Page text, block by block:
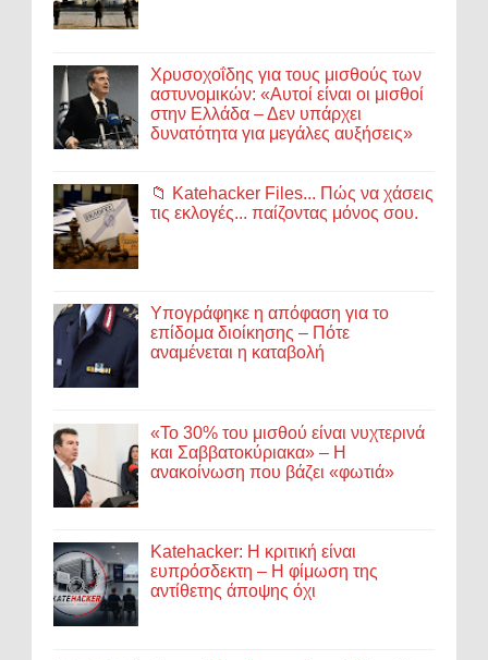
Χρυσοχοΐδης για τους μισθούς των
αστυνομικών: «Αυτοί είναι οι μισθοί
στην Ελλάδα – Δεν υπάρχει
δυνατότητα για μεγάλες αυξήσεις»
📁 Katehacker Files... Πώς να χάσεις
τις εκλογές... παίζοντας μόνος σου.
Υπογράφηκε η απόφαση για το
επίδομα διοίκησης – Πότε
αναμένεται η καταβολή
«Το 30% του μισθού είναι νυχτερινά
και Σαββατοκύριακα» – Η
ανακοίνωση που βάζει «φωτιά»
Katehacker: Η κριτική είναι
ευπρόσδεκτη – Η φίμωση της
αντίθετης άποψης όχι